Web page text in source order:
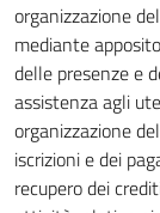
organizzazione
mediante
delle presenze e
assistenza agli
organizzazione
iscrizioni e dei
recupero dei